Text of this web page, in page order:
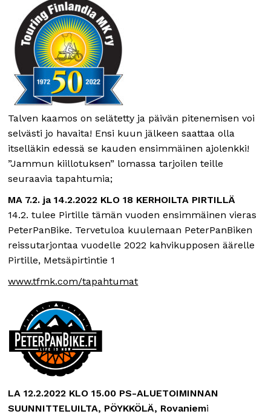
Talven kaamos on selätetty ja päivän pitenemisen voi
selvästi jo havaita! Ensi kuun jälkeen saattaa olla
itselläkin edessä se kauden ensimmäinen ajolenkki!
”Jammun kiillotuksen” lomassa tarjoilen teille
seuraavia tapahtumia;
MA 7.2. ja 14.2.2022 KLO 18 KERHOILTA PIRTILLÄ
14.2. tulee Pirtille tämän vuoden ensimmäinen vieras
PeterPanBike. Tervetuloa kuulemaan PeterPanBiken
reissutarjontaa vuodelle 2022 kahvikupposen äärelle
Pirtille, Metsäpirtintie 1
www.tfmk.com/tapahtumat
LA 12.2.2022 KLO 15.00 PS-ALUETOIMINNAN
SUUNNITTELUILTA, PÖYKKÖLÄ, Rovaniemi